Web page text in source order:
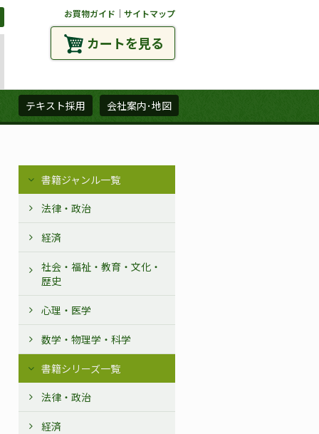
お買物ガイド ｜ サイトマップ
カートを見る
テキスト採用 会社案内･地図
書籍ジャンル一覧
法律・政治
経済
社会・福祉・教育・文化・
歴史
心理・医学
数学・物理学・科学
書籍シリーズ一覧
法律・政治
経済